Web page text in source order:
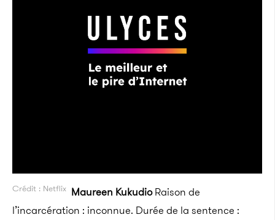
Crédit : Netflix Maureen KukudioRaison de
l’incarcération : inconnue. Durée de la sentence :